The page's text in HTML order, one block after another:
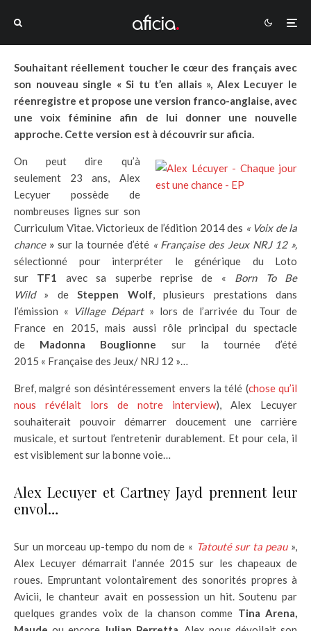
Souhaitant réellement toucher le cœur des français avec
son nouveau single « Si tu t’en allais », Alex Lecuyer le
réenregistre et propose une version franco-anglaise, avec
une voix féminine afin de lui donner une nouvelle
approche. Cette version est à découvrir sur aficia.
On peut dire qu’à
seulement 23 ans, Alex
Lecyuer possède de
nombreuses lignes sur son
Curriculum Vitae. Victorieux de l’édition 2014 des « Voix de la
chance»sur la tournée d’été « Française des Jeux NRJ 12 »,
sélectionné pour interpréter le générique du Loto
sur TF1 avec sa superbe reprise de « Born To Be
Wild» deSteppen Wolf, plusieurs prestations dans
l’émission « Village Départ» lors de l’arrivée du Tour de
France en 2015, mais aussi rôle principal du spectacle
de Madonna Bouglionne sur la tournée d’été
2015 « Française des Jeux/ NRJ 12 »…
Bref, malgré son désintéressement envers la télé (chose qu’il
nous révélait lors de notre interview), Alex Lecuyer
souhaiterait pouvoir démarrer doucement une carrière
musicale, et surtout l’entretenir durablement. Et pour cela, il
est visiblement sur la bonne voie…
Alex Lecuyer et Cartney Jayd prennent leur
envol…
Sur un morceau up-tempo du nom de « Tatouté sur ta peau »,
Alex Lecuyer démarrait l’année 2015 sur les chapeaux de
roues. Empruntant volontairement des sonorités propres à
Avicii, le chanteur avait en possession un hit. Soutenu par
quelques grandes voix de la chanson comme Tina Arena,